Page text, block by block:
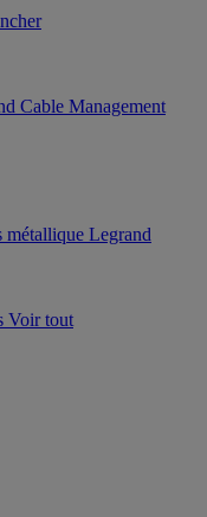
Cable Management
métallique Legrand
Voir tout